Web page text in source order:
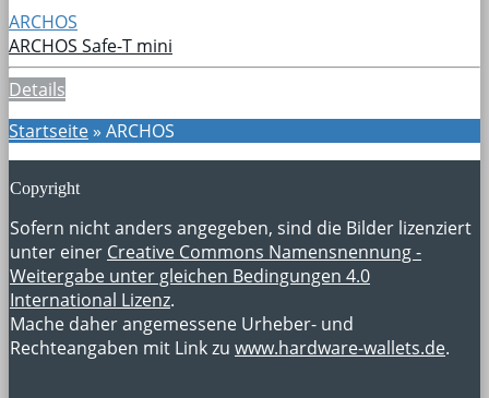
ARCHOS
ARCHOS Safe-T mini
Details
Startseite» ARCHOS
Copyright
Sofern nicht anders angegeben, sind die Bilder lizenziert
unter einer Creative Commons Namensnennung -
Weitergabe unter gleichen Bedingungen 4.0
International Lizenz.
Mache daher angemessene Urheber- und
Rechteangaben mit Link zu www.hardware-wallets.de.